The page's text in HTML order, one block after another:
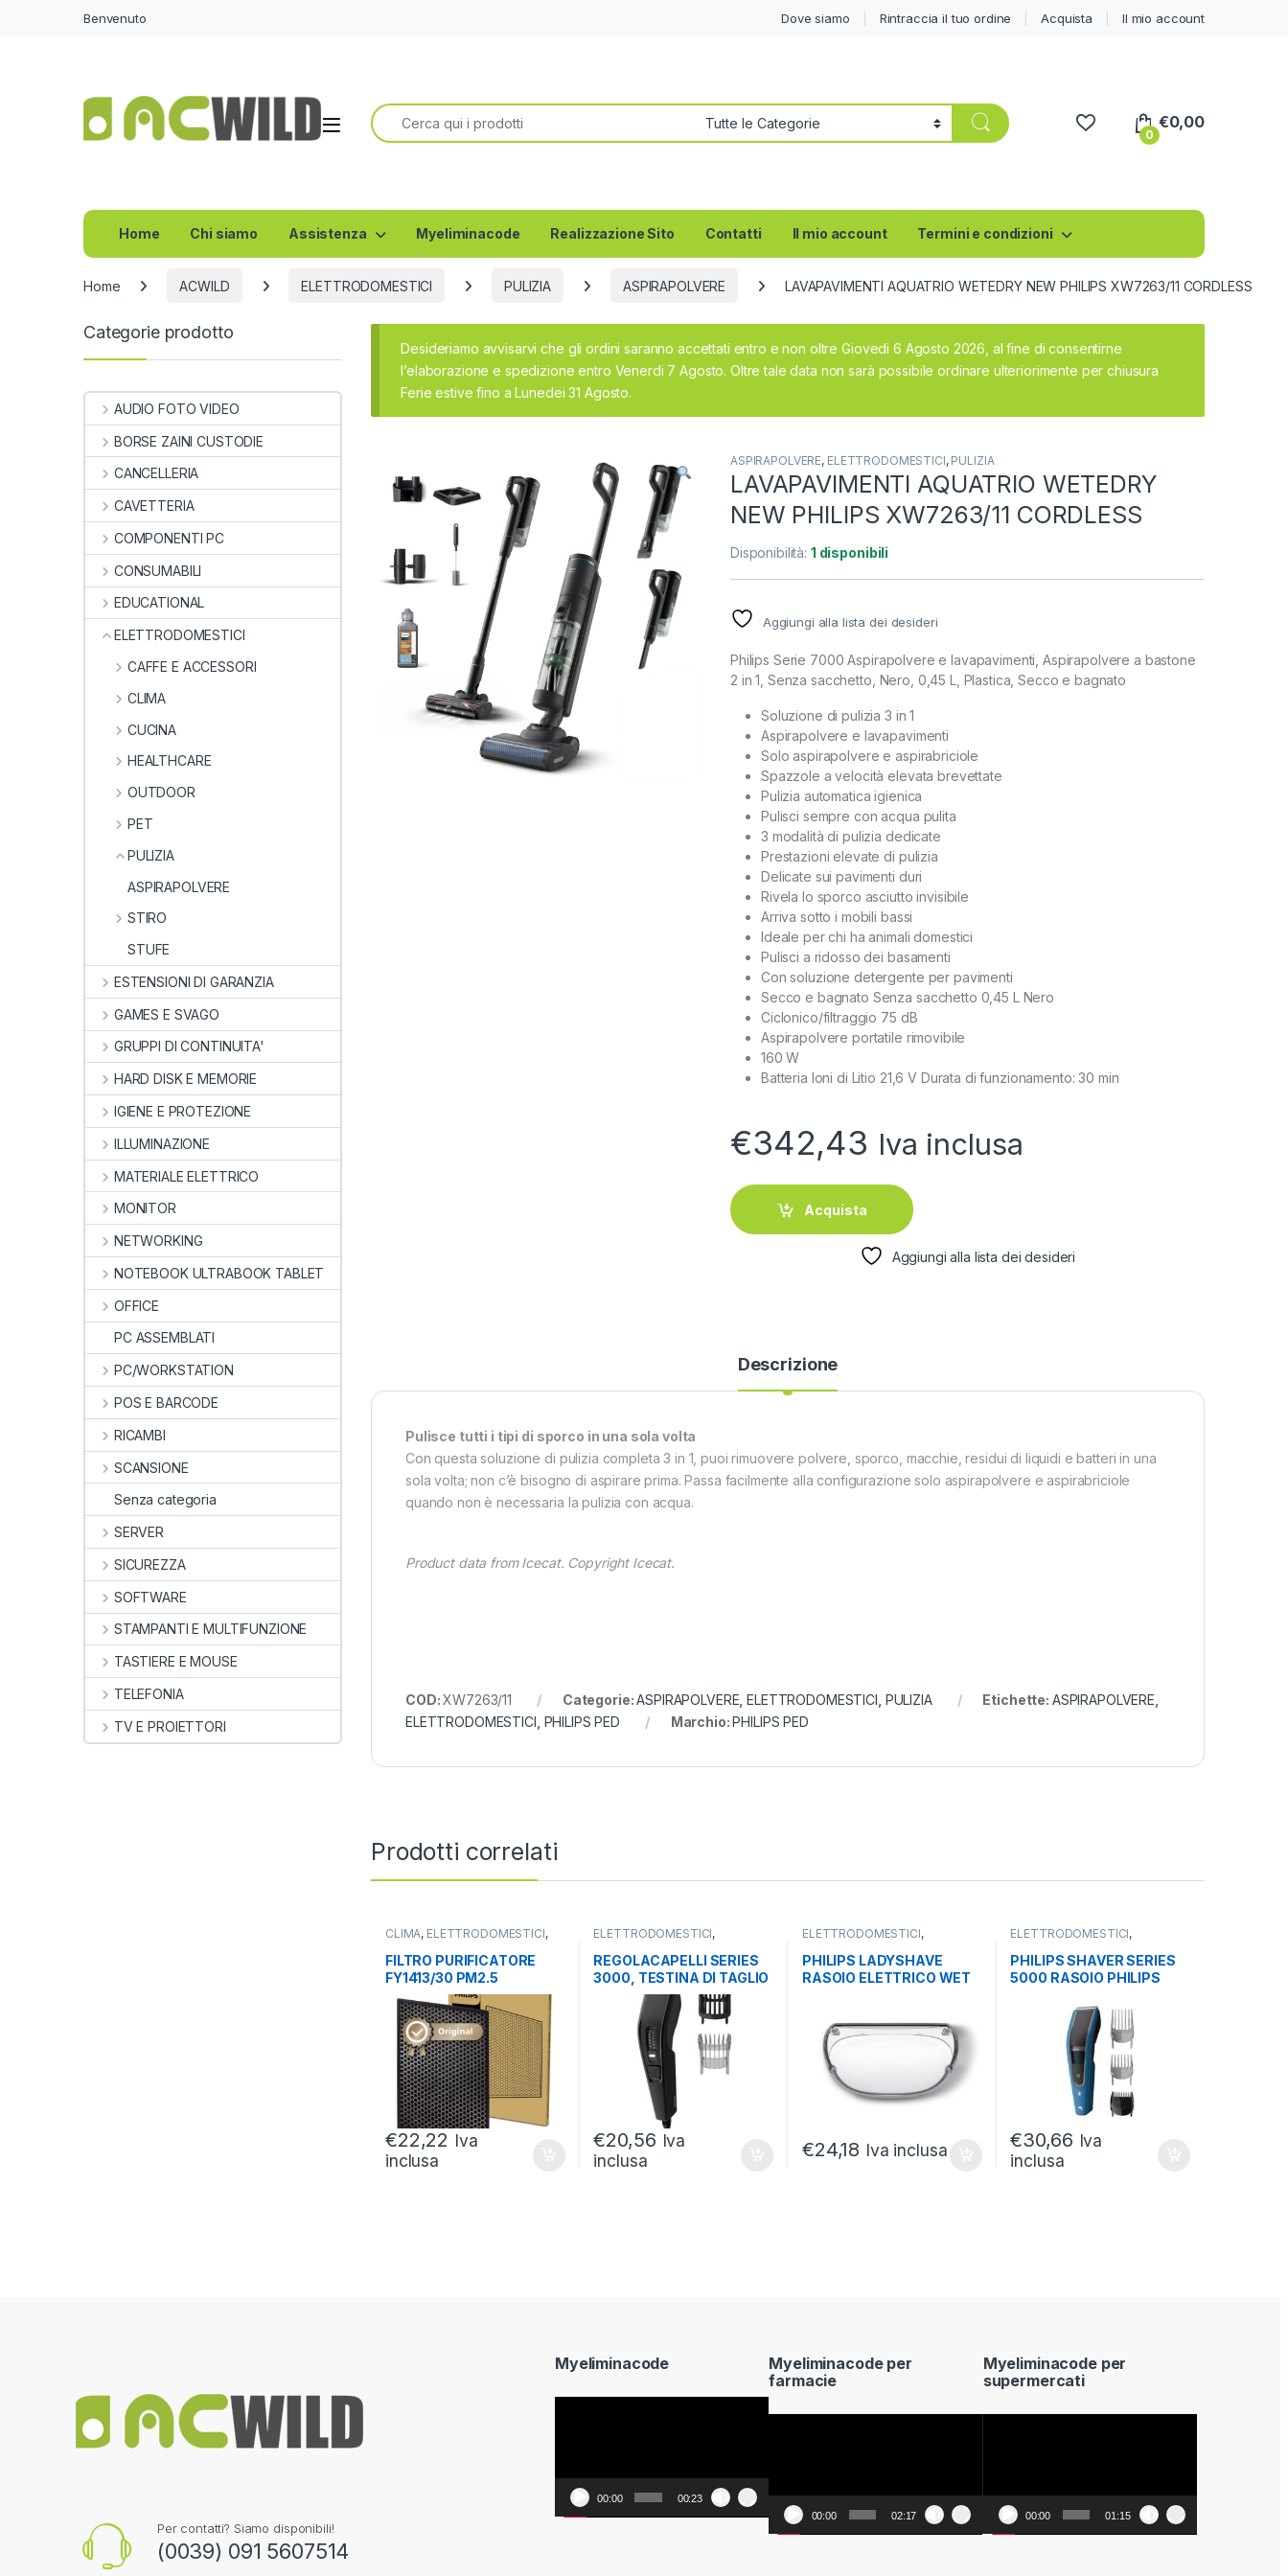
Benvenuto Dove siamo Rintraccia il tuo ordine Acquista Il mio account
Ricerca per:
0
€0,00
Home Chi siamo Assistenza Myeliminacode Realizzazione Sito Contatti Il mio account Termini e condizioni
Home ACWILD ELETTRODOMESTICI PULIZIA ASPIRAPOLVERE LAVAPAVIMENTI AQUATRIO WETEDRY NEW PHILIPS XW7263/11 CORDLESS
Desideriamo avvisarvi che gli ordini saranno accettati entro e non oltre Giovedi 6 Agosto 2026, al fine di consentirne
l’elaborazione e spedizione entro Venerdi 7 Agosto. Oltre tale data non sarà possibile ordinare ulteriorimente per chiusura
Ferie estive fino a Lunedei 31 Agosto.
ASPIRAPOLVERE, ELETTRODOMESTICI, PULIZIA
LAVAPAVIMENTI AQUATRIO WETEDRY
NEW PHILIPS XW7263/11 CORDLESS
Disponibilità: 1 disponibili
Aggiungi alla lista dei desideri
Philips Serie 7000 Aspirapolvere e lavapavimenti, Aspirapolvere a bastone
2 in 1, Senza sacchetto, Nero, 0,45 L, Plastica, Secco e bagnato
Soluzione di pulizia 3 in 1
Aspirapolvere e lavapavimenti
Solo aspirapolvere e aspirabriciole
Spazzole a velocità elevata brevettate
Pulizia automatica igienica
Pulisci sempre con acqua pulita
3 modalità di pulizia dedicate
Prestazioni elevate di pulizia
Delicate sui pavimenti duri
Rivela lo sporco asciutto invisibile
Arriva sotto i mobili bassi
Ideale per chi ha animali domestici
Pulisci a ridosso dei basamenti
Con soluzione detergente per pavimenti
Secco e bagnato Senza sacchetto 0,45 L Nero
Ciclonico/filtraggio 75 dB
Aspirapolvere portatile rimovibile
160 W
Batteria Ioni di Litio 21,6 V Durata di funzionamento: 30 min
€342,43 Iva inclusa
Acquista
Aggiungi alla lista dei desideri
Descrizione
Pulisce tutti i tipi di sporco in una sola volta
Con questa soluzione di pulizia completa 3 in 1, puoi rimuovere polvere, sporco, macchie, residui di liquidi e batteri in una
sola volta; non c’è bisogno di aspirare prima. Passa facilmente alla configurazione solo aspirapolvere e aspirabriciole
quando non è necessaria la pulizia con acqua.
Product data from Icecat. Copyright Icecat.
COD:XW7263/11 Categorie:ASPIRAPOLVERE ,ELETTRODOMESTICI PULIZIA Etichette: ASPIRAPOLVERE
ELETTRODOMESTICI PHILIPS PED Marchio:PHILIPS PED
Prodotti correlati
CLIMA, ELETTRODOMESTICI,
FILTRO PURIFICATORE
FY1413/30 PM2.5
0,02MICRON VIRUS
AC1215/10
€22,22 Iva
inclusa
ELETTRODOMESTICI,
HEALTHCARE
REGOLACAPELLI SERIES
3000, TESTINA DI TAGLIO
AMPIA DA 41MM
€20,56 Iva
inclusa
ELETTRODOMESTICI,
HEALTHCARE
PHILIPS LADYSHAVE
RASOIO ELETTRICO WET
€24,18 Iva inclusa
ELETTRODOMESTICI,
HEALTHCARE
PHILIPS SHAVER SERIES
5000 RASOIO PHILIPS
€30,66 Iva
inclusa
Categorie prodotto
AUDIO FOTO VIDEO
BORSE ZAINI CUSTODIE
CANCELLERIA
CAVETTERIA
COMPONENTI PC
CONSUMABILI
EDUCATIONAL
ELETTRODOMESTICI
CAFFE E ACCESSORI
CLIMA
CUCINA
HEALTHCARE
OUTDOOR
PET
PULIZIA
ASPIRAPOLVERE
STIRO
STUFE
ESTENSIONI DI GARANZIA
GAMES E SVAGO
GRUPPI DI CONTINUITA'
HARD DISK E MEMORIE
IGIENE E PROTEZIONE
ILLUMINAZIONE
MATERIALE ELETTRICO
MONITOR
NETWORKING
NOTEBOOK ULTRABOOK TABLET
OFFICE
PC ASSEMBLATI
PC/WORKSTATION
POS E BARCODE
RICAMBI
SCANSIONE
Senza categoria
SERVER
SICUREZZA
SOFTWARE
STAMPANTI E MULTIFUNZIONE
TASTIERE E MOUSE
TELEFONIA
TV E PROIETTORI
Per contatti? Siamo disponibili!
(0039) 091 5607514
Myeliminacode
00:00 00:23
Myeliminacode per
farmacie
00:00 02:17
Myeliminacode per
supermercati
00:00 01:15